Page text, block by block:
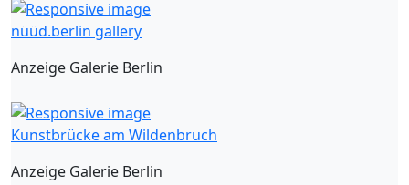
nüüd.berlin gallery
Anzeige Galerie Berlin
Kunstbrücke am Wildenbruch
Anzeige Galerie Berlin